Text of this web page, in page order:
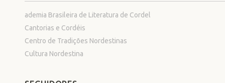
ademia Brasileira de Literatura de Cordel
Cantorias e Cordéis
Centro de Tradições Nordestinas
Cultura Nordestina